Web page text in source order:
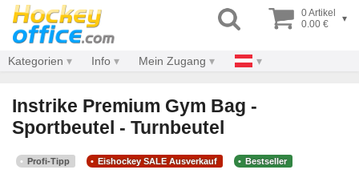
0 Artikel
0.00 €
▾
Kategorien Info Mein Zugang
Instrike Premium Gym Bag -
Sportbeutel - Turnbeutel
Profi-Tipp Eishockey SALE Ausverkauf Bestseller